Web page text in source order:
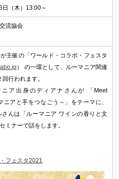
（木）13:00～
流協会
主催の「ワールド・コラボ・フェスタ
） の一環として、ルーマニア関連
行われます。
ア出身のディアナさんが 「Meet
ニアと手をつなごう～」をテーマに、
んは「ルーマニア ワインの香りと文
ミナーで話をします。
フェスタ2021